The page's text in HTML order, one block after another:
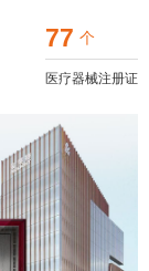
77 个
医疗器械注册证